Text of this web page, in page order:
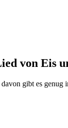
von Eis
gibt es